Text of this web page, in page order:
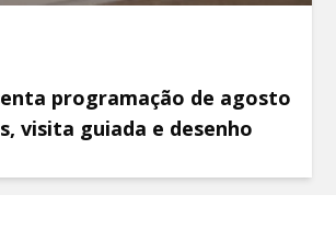
programação de agosto
visita guiada e desenho